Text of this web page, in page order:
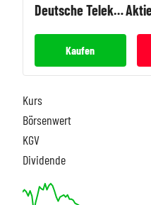
Deutsche Telekom
Kaufen
Kurs
Börsenwert
KGV
Dividende